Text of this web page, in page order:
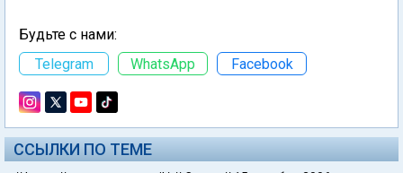
Будьте с нами:
Telegram
WhatsApp Facebook
ССЫЛКИ ПО ТЕМЕ